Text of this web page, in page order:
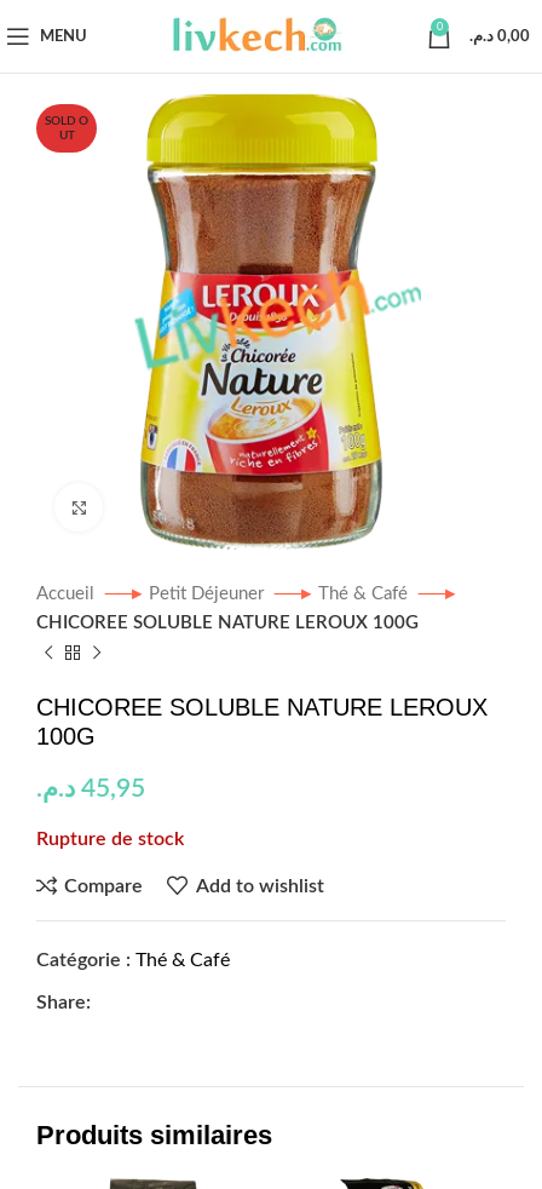
MENU
0
0,00 د.م.
SOLD O
UT
Click to enlarge
Accueil Petit Déjeuner
Thé & Café
CHICOREE SOLUBLE NATURE LEROUX 100G
CHICOREE SOLUBLE NATURE LEROUX
100G
45,95 د.م.
Rupture de stock
Compare Add to wishlist
Catégorie : Thé & Café
Share:
Produits similaires